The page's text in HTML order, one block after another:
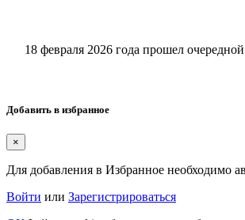
18 февраля 2026 года прошел
Добавить в избранное
×
Для добавления в Избранное необходимо
Войти или Зарегистрироваться